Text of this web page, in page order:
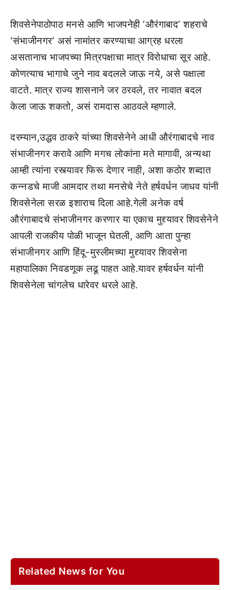
शिवसेनेपाठोपाठ मनसे आणि भाजपनेही ‘औरंगाबाद’ शहराचे
‘संभाजीनगर’ असं नामांतर करण्याचा आग्रह धरला
असतानाच भाजपच्या मित्रपक्षाचा मात्र विरोधाचा सूर आहे.
कोणत्याच भागाचे जुने नाव बदलले जाऊ नये, असे पक्षाला
वाटते. मात्र राज्य शासनाने जर ठरवले, तर नावात बदल
केला जाऊ शकतो, असं रामदास आठवले म्हणाले.
दरम्यान,उद्धव ठाकरे यांच्या शिवसेनेने आधी औरंगाबादचे नाव
संभाजीनगर करावे आणि मगच लोकांना मते मागावी, अन्यथा
आम्ही त्यांना रस्त्यावर फिरू देणार नाही, अशा कठोर शब्दात
कन्नडचे माजी आमदार तथा मनसेचे नेते हर्षवर्धन जाधव यांनी
शिवसेनेला सरळ इशाराच दिला आहे.गेली अनेक वर्ष
औरंगाबादचे संभाजीनगर करणार या एकाच मुद्द्यावर शिवसेनेने
आपली राजकीय पोळी भाजून घेतली, आणि आता पुन्हा
संभाजीनगर आणि हिंदू-मुस्लीमच्या मुद्द्यावर शिवसेना
महापालिका निवडणूक लढू पाहत आहे.यावर हर्षवर्धन यांनी
शिवसेनेला चांगलेच धारेवर धरले आहे.
Related News for You